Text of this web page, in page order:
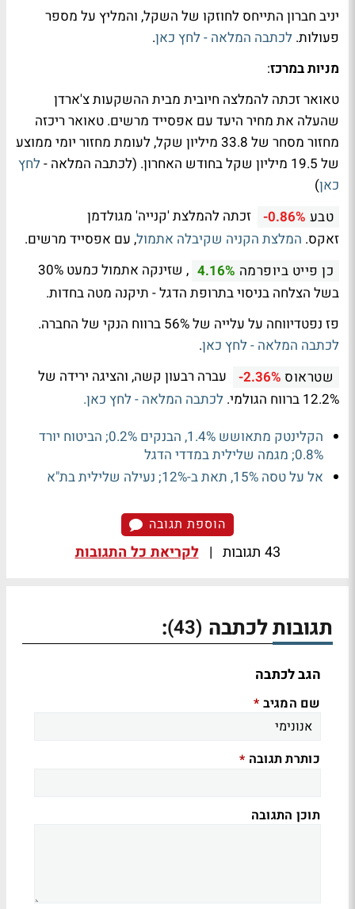
יניב חברון התייחס לחוזקו של השקל, והמליץ על מספר
פעולות. לכתבה המלאה - לחץ כאן.
מניות במרכז:
טאואר זכתה להמלצה חיובית מבית ההשקעות צ'ארדן
שהעלה את מחיר היעד עם אפסייד מרשים. טאואר ריכזה
מחזור מסחר של 33.8 מיליון שקל, לעומת מחזור יומי ממוצע
של 19.5 מיליון שקל בחודש האחרון. (לכתבה המלאה -
לחץ
כאן)
טבע -0.86% זכתה להמלצת 'קנייה' מגולדמן
זאקס. המלצת הקניה שקיבלה אתמול, עם אפסייד מרשים.
כן פייט ביופרמה 4.16%
, שזינקה אתמול כמעט 30%
בשל הצלחה בניסוי בתרופת הדגל - תיקנה מטה בחדות.
פז נפטדיווחה על עלייה של 56% ברווח הנקי של החברה.
לכתבה המלאה - לחץ כאן.
שטראוס -2.36%
עברה רבעון קשה, והציגה ירידה של
12.2% ברווח הגולמי.
לכתבה המלאה - לחץ כאן.
הקלינטק מתאושש 1.4%, הבנקים 0.2%; הביטוח יורד
0.8%; מגמה שלילית במדדי הדגל
אל על טסה 15%, תאת ב-12%; נעילה שלילית בת"א
הוספת תגובה
43 תגובות | לקריאת כל התגובות
תגובות לכתבה (43)
:
הגב לכתבה
שם המגיב *
כותרת תגובה *
תוכן התגובה